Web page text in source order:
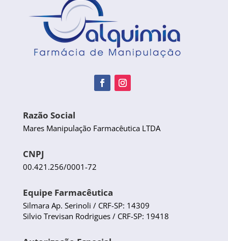
Razão Social
Mares Manipulação Farmacêutica LTDA
CNPJ
00.421.256/0001-72
Equipe Farmacêutica
Silmara Ap. Serinoli / CRF-SP: 14309
Silvio Trevisan Rodrigues / CRF-SP: 19418